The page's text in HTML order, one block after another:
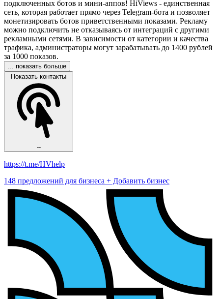
подключенных ботов и мини-аппов! HiViews - единственная
сеть, которая работает прямо через Telegram-бота и позволяет
монетизировать ботов приветственными показами. Рекламу
можно подключить не отказываясь от интеграций с другими
рекламными сетями. В зависимости от категории и качества
трафика, администраторы могут зарабатывать до 1400 рублей
за 1000 показов.
... показать больше
Показать контакты
--
https://t.me/HVhelp
148 предложений для бизнеса + Добавить бизнес